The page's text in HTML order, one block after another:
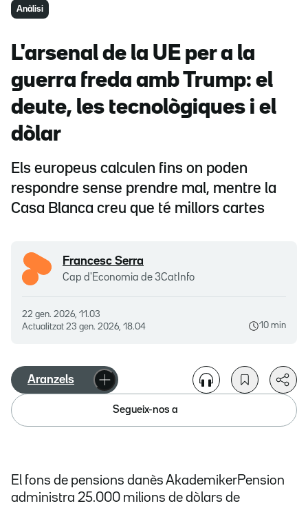
Anàlisi
L'arsenal de la UE per a la
guerra freda amb Trump: el
deute, les tecnològiques i el
dòlar
Els europeus calculen fins on poden
respondre sense prendre mal, mentre la
Casa Blanca creu que té millors cartes
Francesc Serra
Cap d'Economia de 3CatInfo
22 gen. 2026, 11.03
Actualitzat 23 gen. 2026, 18.04 10 min
Aranzels
Segueix-nos a
El fons de pensions danès AkademikerPension
administra 25.000 milions de dòlars de